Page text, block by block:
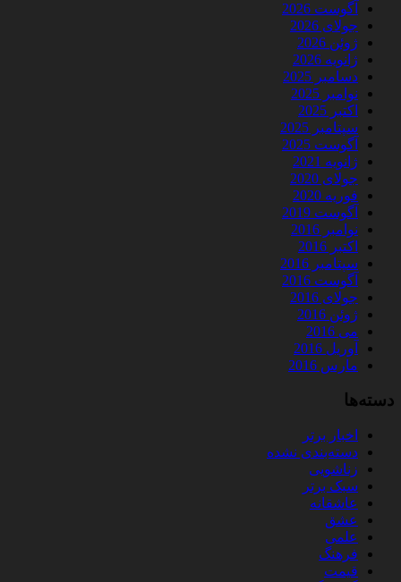
آگوست 2026
جولای 2026
ژوئن 2026
ژانویه 2026
دسامبر 2025
نوامبر 2025
اکتبر 2025
سپتامبر 2025
آگوست 2025
ژانویه 2021
جولای 2020
فوریه 2020
آگوست 2019
نوامبر 2016
اکتبر 2016
سپتامبر 2016
آگوست 2016
جولای 2016
ژوئن 2016
می 2016
آوریل 2016
مارس 2016
دسته‌ها
اخبار برتر
دسته‌بندی نشده
زناشویی
سبک برتر
عاشقانه
عشق
علمی
فرهنگ
قیمت